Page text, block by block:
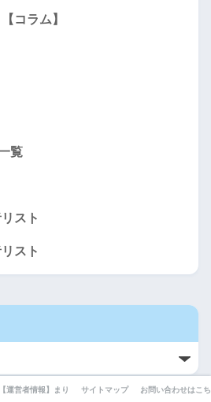
コラム】
覧
スト
スト
底比較してみました。
・利用規約・免責事項
【運営者情報】まりえの自己紹介とFXとの出会いと現在ま
サイトマップ お問い合わせはこ